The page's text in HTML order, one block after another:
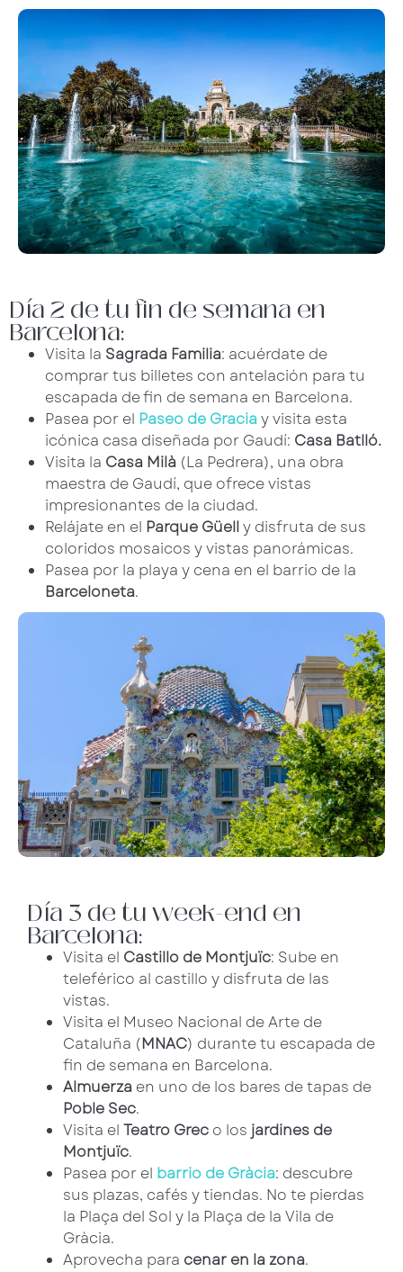
Día 2 de tu fin de semana en
Barcelona:
Visita la Sagrada Familia: acuérdate de
comprar tus billetes con antelación para tu
escapada de fin de semana en Barcelona.
Pasea por el Paseo de Graciay visita esta
icónica casa diseñada por Gaudí: Casa Batlló.
Visita la Casa Milà (La Pedrera), una obra
maestra de Gaudí, que ofrece vistas
impresionantes de la ciudad.
Relájate en el Parque Güelly disfruta de sus
coloridos mosaicos y vistas panorámicas.
Pasea por la playa y cena en el barrio de la
Barceloneta.
Día 3 de tu week-end en
Barcelona:
Visita el Castillo de Montjuïc: Sube en
teleférico al castillo y disfruta de las
vistas.
Visita el Museo Nacional de Arte de
Cataluña (MNAC) durante tu escapada de
fin de semana en Barcelona.
Almuerza en uno de los bares de tapas de
Poble Sec.
Visita el Teatro Grec o los jardines de
Montjuïc.
Pasea por el barrio de Gràcia: descubre
sus plazas, cafés y tiendas. No te pierdas
la Plaça del Sol y la Plaça de la Vila de
Gràcia.
Aprovecha para cenar en la zona.